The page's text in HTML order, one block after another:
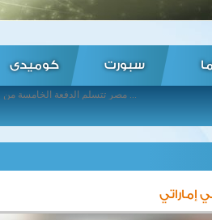
سبورت كوميدى